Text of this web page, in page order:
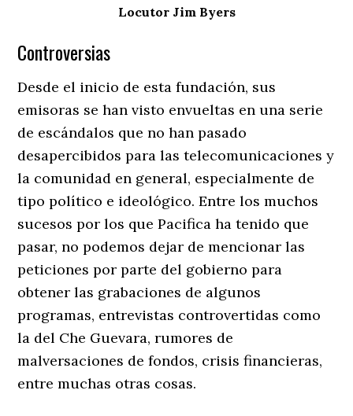
Locutor Jim Byers
Controversias
Desde el inicio de esta fundación, sus
emisoras se han visto envueltas en una serie
de escándalos que no han pasado
desapercibidos para las telecomunicaciones y
la comunidad en general, especialmente de
tipo político e ideológico. Entre los muchos
sucesos por los que Pacifica ha tenido que
pasar, no podemos dejar de mencionar las
peticiones por parte del gobierno para
obtener las grabaciones de algunos
programas, entrevistas controvertidas como
la del Che Guevara, rumores de
malversaciones de fondos, crisis financieras,
entre muchas otras cosas.